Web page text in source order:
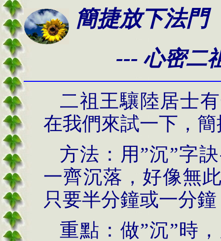
簡捷放下法門
--- 心密二
二祖王驤陸居士
在我們來試一下，
方法：用”沉”字
一齊沉落，好像無
只要半分鐘或一分
重點：做”沉”時